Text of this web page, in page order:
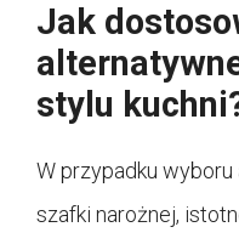
Jak
stylu
W przypadku
szafki narożnej,